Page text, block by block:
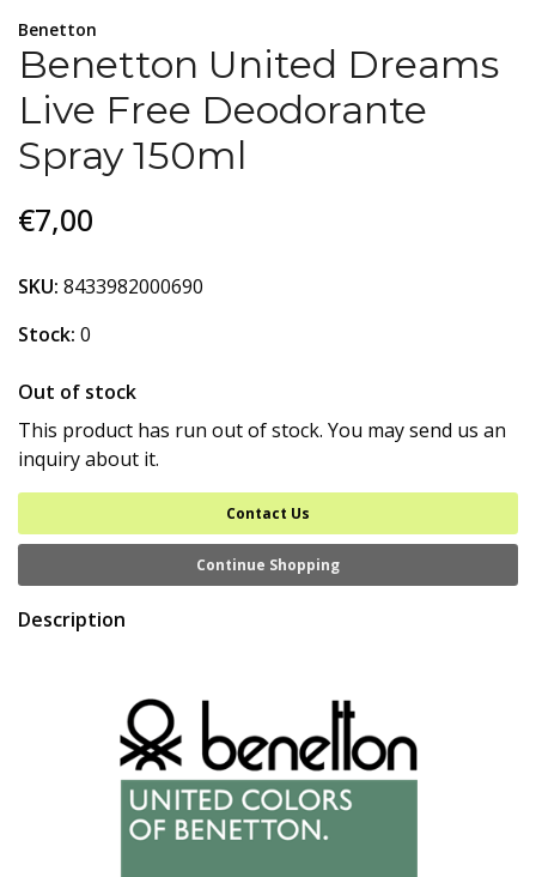
Benetton
Benetton United Dreams
Live Free Deodorante
Spray 150ml
€7,00
SKU: 8433982000690
Stock: 0
Out of stock
This product has run out of stock. You may send us an
inquiry about it.
Contact Us
Continue Shopping
Description